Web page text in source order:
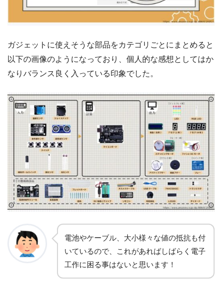
ガジェットに使えそうな部品をカテゴリごとにまとめると
以下の画像のようになっており、個人的な感想としてはか
なりバランス良く入っている印象でした。
電池やケーブル、大小様々な値の抵抗も付
いているので、これがあればしばらく電子
工作に困る事はないと思います！